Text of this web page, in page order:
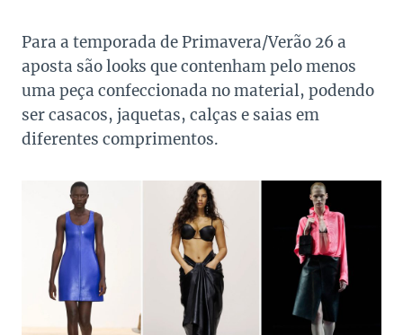
Para a temporada de Primavera/Verão 26 a
aposta são looks que contenham pelo menos
uma peça confeccionada no material, podendo
ser casacos, jaquetas, calças e saias em
diferentes comprimentos.